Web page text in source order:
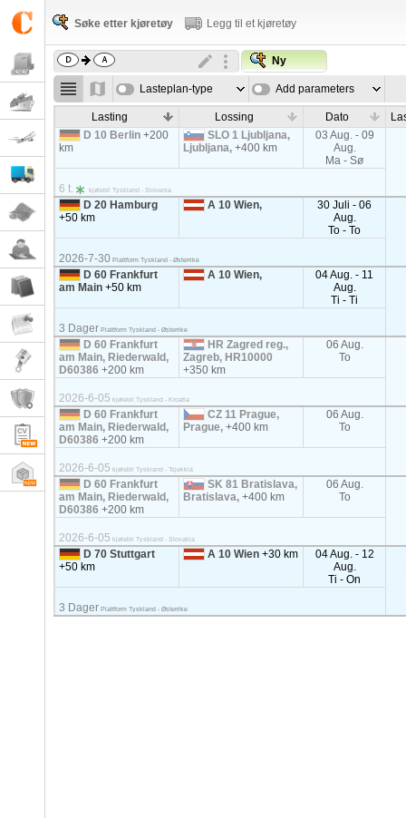
Søke etter kjøretøy Legg til et kjøretøy
Ny
Lasteplan-type Add parameters
Lasting Lossing Dato
D 10 Berlin+200
km
SLO 1 Ljubljana,
Ljubljana,+400 km
03 Aug. - 09
Aug.
Ma - Sø
6 t. kjølebil Tyskland - Slovenia
D 20 Hamburg
+50 km
A 10 Wien,
30 Juli - 06
Aug.
To - To
2026-7-30 Plattform Tyskland - Østerrike
D 60 Frankfurt
am Main+50 km
A 10 Wien,
04 Aug. - 11
Aug.
Ti - Ti
3 Dager Plattform Tyskland - Østerrike
D 60 Frankfurt
am Main, Riederwald,
D60386+200 km
HR Zagred reg.,
Zagreb, HR10000
+350 km
06 Aug.
To
2026-6-05 kjølebil Tyskland - Kroatia
D 60 Frankfurt
am Main, Riederwald,
D60386+200 km
CZ 11 Prague,
Prague,+400 km
06 Aug.
To
2026-6-05 kjølebil Tyskland - Tsjekkia
D 60 Frankfurt
am Main, Riederwald,
D60386+200 km
SK 81 Bratislava,
Bratislava,+400 km
06 Aug.
To
2026-6-05 kjølebil Tyskland - Slovakia
D 70 Stuttgart
+50 km
A 10 Wien+30 km
04 Aug. - 12
Aug.
Ti - On
3 Dager Plattform Tyskland - Østerrike